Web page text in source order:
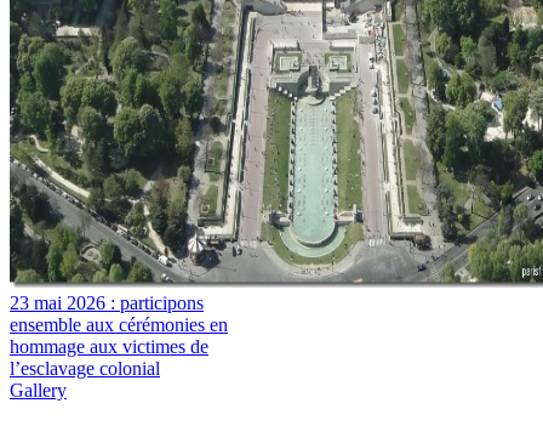
23 mai 2026 : participons
ensemble aux cérémonies en
hommage aux victimes de
l’esclavage colonial
Gallery